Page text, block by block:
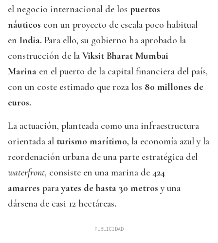
el negocio internacional de los puertos
náuticos con un proyecto de escala poco habitual
en India. Para ello, su gobierno ha aprobado la
construcción de la Viksit Bharat Mumbai
Marina en el puerto de la capital financiera del país,
con un coste estimado que roza los 80 millones de
euros.
La actuación, planteada como una infraestructura
orientada al turismo marítimo, la economía azul y la
reordenación urbana de una parte estratégica del
waterfront, consiste en una marina de 424
amarres parayates de hasta 30 metros y una
dársena de casi 12 hectáreas.